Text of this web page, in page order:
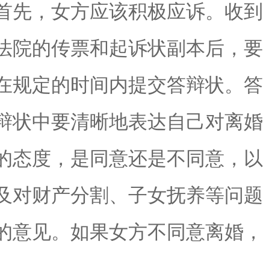
先，女方应该积极应诉。收到
院的传票和起诉状副本后，要
规定的时间内提交答辩状。答
状中要清晰地表达自己对离婚
态度，是同意还是不同意，以
对财产分割、子女抚养等问题
意见。如果女方不同意离婚，